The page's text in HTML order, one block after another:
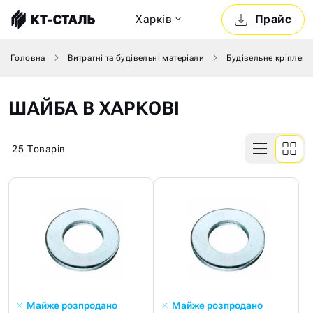
Прайс
Харкiв
Головна Витратні та будівельні матеріали Будівельне
ШАЙБА В ХАРКОВІ
25 Товарів
Майже розпродано Майже розпродано